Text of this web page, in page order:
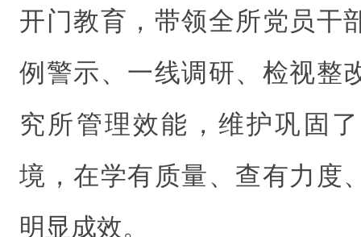
开门教育，带领全所党员干
例警示、一线调研、检视整
究所管理效能，维护巩固
境，在学有质量、查有力度
明显成效。